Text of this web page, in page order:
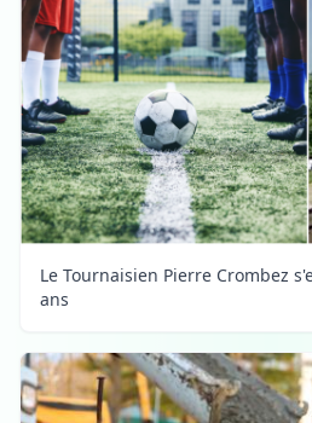
Le Tournaisien Pierre Crombez
ans